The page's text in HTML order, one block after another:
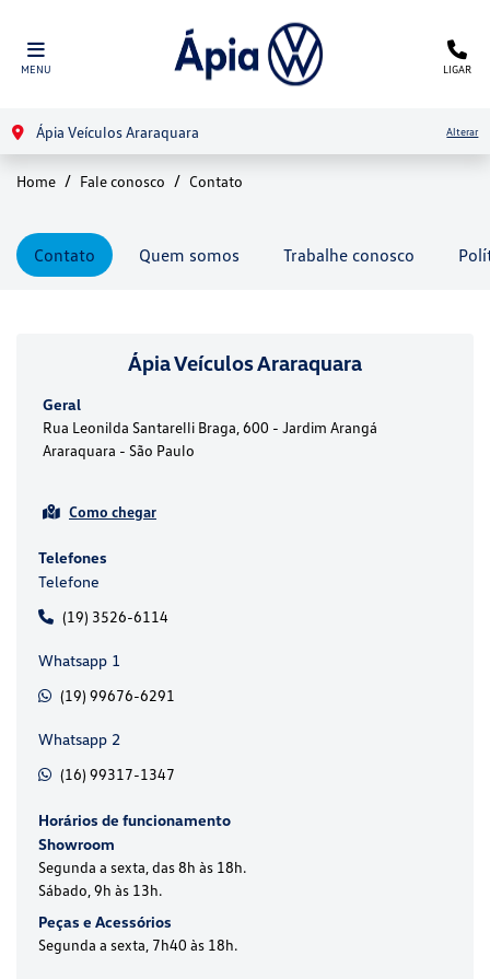
MENU LIGAR
Ápia Veículos Araraquara Alterar
Home Fale conosco Contato
Contato Quem somos Trabalhe conosco
Ápia Veículos Araraquara
Geral
Rua Leonilda Santarelli Braga, 600 - Jardim Arangá
Araraquara - São Paulo
Como chegar
Telefones
Telefone
(19) 3526-6114
Whatsapp 1
(19) 99676-6291
Whatsapp 2
(16) 99317-1347
Horários de funcionamento
Showroom
Segunda a sexta, das 8h às 18h.
Sábado, 9h às 13h.
Peças e Acessórios
Segunda a sexta, 7h40 às 18h.